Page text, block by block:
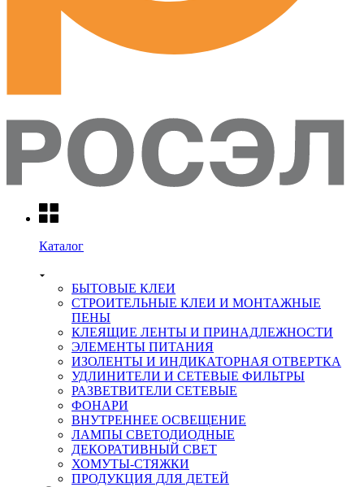
Каталог
БЫТОВЫЕ КЛЕИ
СТРОИТЕЛЬНЫЕ КЛЕИ И МОНТАЖНЫЕ
ПЕНЫ
КЛЕЯЩИЕ ЛЕНТЫ И ПРИНАДЛЕЖНОСТИ
ЭЛЕМЕНТЫ ПИТАНИЯ
ИЗОЛЕНТЫ И ИНДИКАТОРНАЯ ОТВЕРТКА
УДЛИНИТЕЛИ И СЕТЕВЫЕ ФИЛЬТРЫ
РАЗВЕТВИТЕЛИ СЕТЕВЫЕ
ФОНАРИ
ВНУТРЕННЕЕ ОСВЕЩЕНИЕ
ЛАМПЫ СВЕТОДИОДНЫЕ
ДЕКОРАТИВНЫЙ СВЕТ
ХОМУТЫ-СТЯЖКИ
ПРОДУКЦИЯ ДЛЯ ДЕТЕЙ